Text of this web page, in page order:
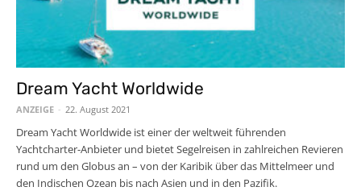
Dream Yacht Worldwide
ANZEIGE - 22. August 2021
Dream Yacht Worldwide ist einer der weltweit führenden
Yachtcharter-Anbieter und bietet Segelreisen in zahlreichen Revieren
rund um den Globus an – von der Karibik über das Mittelmeer und
den Indischen Ozean bis nach Asien und in den Pazifik.